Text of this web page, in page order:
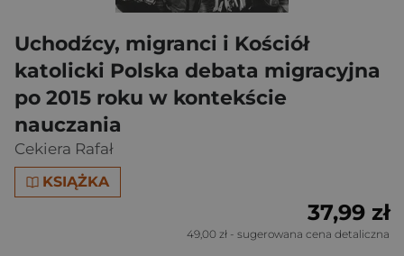
Uchodźcy, migranci i Kościół
katolicki Polska debata migracyjna
po 2015 roku w kontekście
nauczania
Cekiera Rafał
KSIĄŻKA
37,99 zł
49,00 zł - sugerowana cena detaliczna